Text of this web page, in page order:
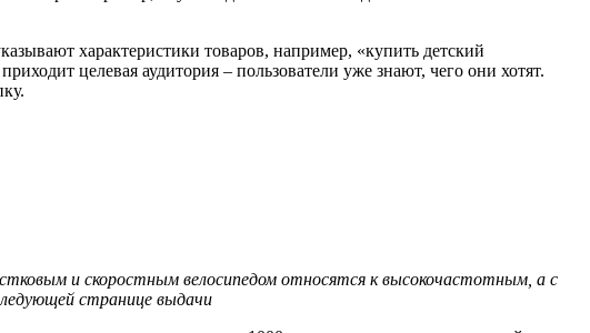
характеристики товаров, например, «купить детский
целевая аудитория – пользователи уже знают, чего они хотят.
и скоростным велосипедом относятся к высокочастотным, а с
странице выдачи